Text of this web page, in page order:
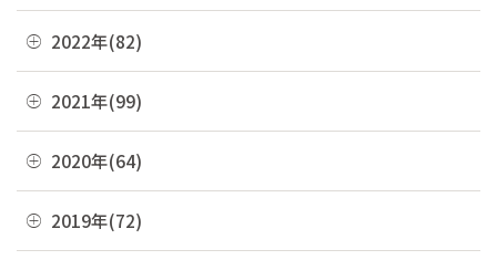
04月(10)
03月(36)
01月(13)
09月(3)
08月(4)
07月(7)
05月(6)
11月(6)
09月(4)
08月(6)
07月(6)
12月(4)
11月(3)
09月(8)
08月(4)
2022年(82)
12月(8)
11月(5)
09月(8)
2021年(99)
12月(9)
11月(7)
2020年(64)
12月(2)
2019年(72)